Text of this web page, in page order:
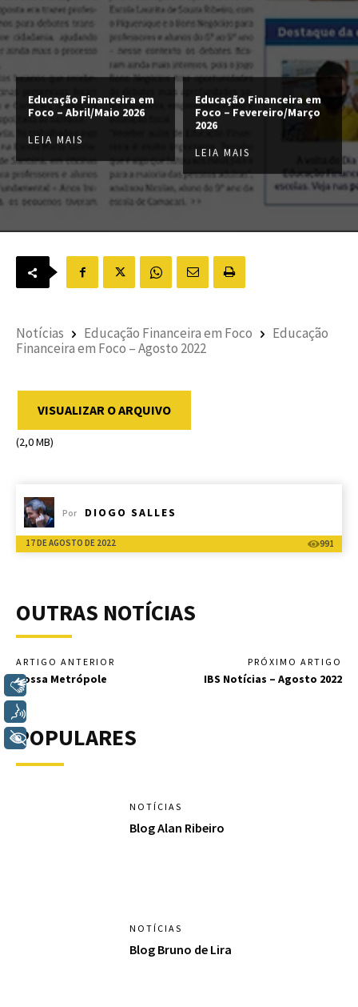
Educação Financeira em
Foco – Abril/Maio 2026
LEIA MAIS
Educação Financeira em
Foco – Fevereiro/Março
2026
LEIA MAIS
Notícias Educação Financeira em Foco
Educação
Financeira em Foco – Agosto 2022
VISUALIZAR O ARQUIVO
(2,0 MB)
Por DIOGO SALLES
17 DE AGOSTO DE 2022 991
OUTRAS NOTÍCIAS
ARTIGO ANTERIOR
Nossa Metrópole
PRÓXIMO ARTIGO
IBS Notícias – Agosto 2022
POPULARES
NOTÍCIAS
Blog Alan Ribeiro
NOTÍCIAS
Blog Bruno de Lira
Libras
+ Acessibilidade